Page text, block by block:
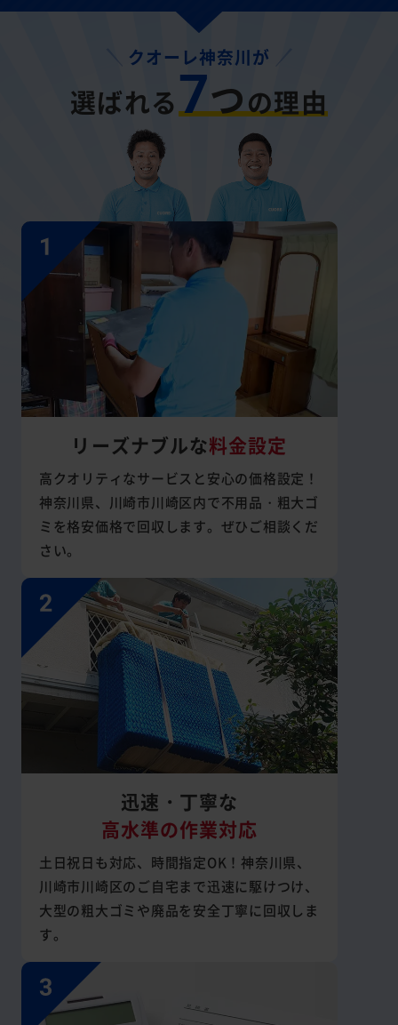
クオーレ神奈川が
選ばれる7つの理由
リーズナブルな料金設定
高クオリティなサービスと安心の価格設定！
神奈川県、川崎市川崎区内で不用品・粗大ゴ
ミを格安価格で回収します。ぜひご相談くだ
さい。
迅速・丁寧な
高水準の作業対応
土日祝日も対応、時間指定OK！神奈川県、
川崎市川崎区のご自宅まで迅速に駆けつけ、
大型の粗大ゴミや廃品を安全丁寧に回収しま
す。